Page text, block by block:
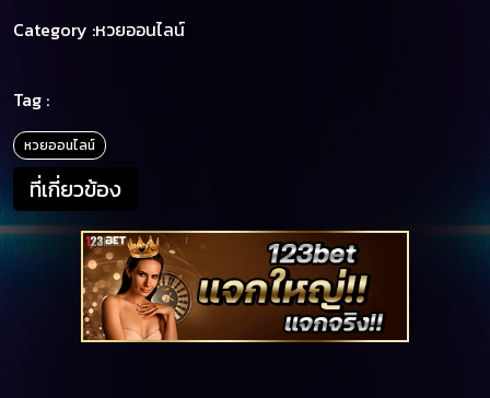
Category :หวยออนไลน์
Tag :
หวยออนไลน์
ที่เกี่ยวข้อง